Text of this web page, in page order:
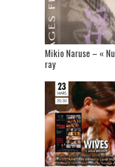
Mikio Naruse – «
ray